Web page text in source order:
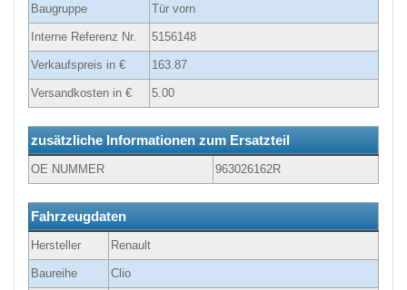
Baugruppe Tür vorn
Interne Referenz Nr. 5156148
Verkaufspreis in € 163.87
Versandkosten in € 5.00
zusätzliche Informationen zum Ersatzteil
OE NUMMER 963026162R
Fahrzeugdaten
Hersteller Renault
Baureihe Clio